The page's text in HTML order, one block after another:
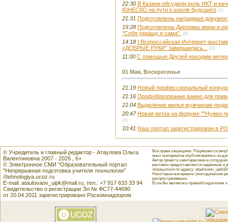
22:30 В Казани обсудили роль ИКТ и
ЮНЕСКО на пути к школе будущего (0)
21:31 Подготовлены наградные
19:28 Подготовлены Дипломы жюри и
"Себя украшу я сама". (6)
14:18
I Всероссийская Интернет-
«ДОБРЫЕ РУКИ" завершилась...
(0)
11:00 C помощью Друзей находим
01 Мая, Воскресенье
21:19 Новый профессиональный
21:16 Профобразование важно для
21:04 Выделение жилья мужчинам-
20:47 Новая ветка на форуме ""Нужен
(0)
10:41 Наш портал зарегистрирован в
© Учредитель и главный редактор - Атаулова Ольга
Валентиновна 2007 - 2026 , 6+
© Электронное СМИ "Образовательный портал
"Непрерывная подготовка учителя технологии"
//tehnologiya.ucoz.ru
E-mail: ataulovaov_uipk@mail.ru, тел.: +7 917 633 33 94
Свидетельство о регистрации Эл № ФС77-44690
от 20.04.2011 зарегистрировано Роскомнадзором
Все права защищены. Разрешается
иных материалов опубликованных на
Автор проекта заинтересован в
рекламы предоставляется надёжным и
обращаться по адресу:
Некоторые материалы (методические
распространяемые.
Если Вы являетесь правообладателем